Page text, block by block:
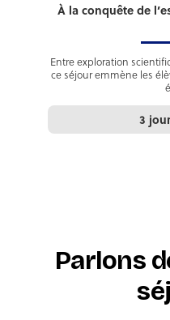
À la conquête de
Entre exploration
ce séjour emmène les
3
Parlons